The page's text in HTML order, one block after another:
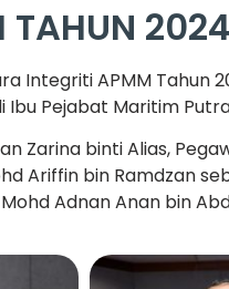
TAHUN 2024
Integriti APMM Tahun
Pejabat Maritim
Zarina binti Alias,
Ariffin bin Ramdzan
Adnan Anan bin